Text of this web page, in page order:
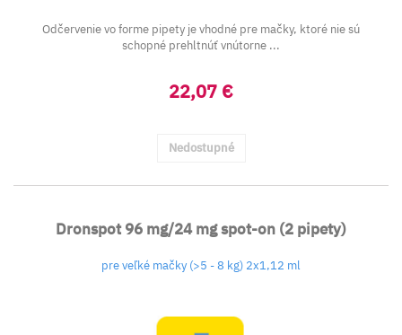
Odčervenie vo forme pipety je vhodné pre mačky, ktoré nie sú
schopné prehltnúť vnútorne ...
22,07 €
Nedostupné
Dronspot 96 mg/24 mg spot-on (2 pipety)
pre veľké mačky (>5 - 8 kg) 2x1,12 ml